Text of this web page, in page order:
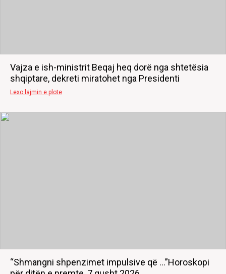
Vajza e ish-ministrit Beqaj heq dorë nga shtetësia
shqiptare, dekreti miratohet nga Presidenti
Lexo lajmin e plote
“Shmangni shpenzimet impulsive që …”Horoskopi